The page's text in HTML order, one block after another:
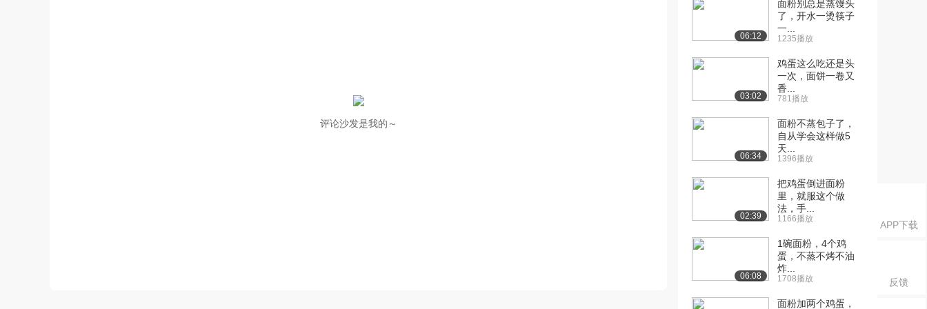
APP下载
反馈
评论沙发是我的～
06:12
面粉别总是蒸馒头
了，开水一烫筷子
一...
1235播放
03:02
鸡蛋这么吃还是头
一次，面饼一卷又
香...
781播放
06:34
面粉不蒸包子了，
自从学会这样做5
天...
1396播放
02:39
把鸡蛋倒进面粉
里，就服这个做
法，手...
1166播放
06:08
1碗面粉，4个鸡
蛋，不蒸不烤不油
炸...
1708播放
面粉加两个鸡蛋，